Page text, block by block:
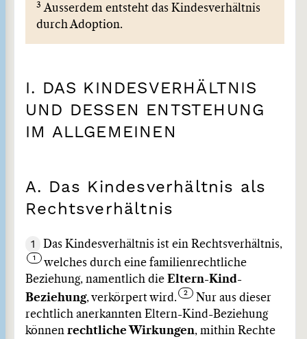
3 Ausserdem entsteht das Kindesverhältnis
durch Adoption.
I. DAS KINDESVERHÄLTNIS
UND DESSEN ENTSTEHUNG
IM ALLGEMEINEN
A. Das Kindesverhältnis als
Rechtsverhältnis
1
Das Kindesverhältnis ist ein Rechtsverhältnis,
welches durch eine familienrechtliche
Beziehung, namentlich die Eltern-Kind-
Beziehung, verkörpert wird.
Nur aus dieser
rechtlich anerkannten Eltern-Kind-Beziehung
können rechtliche Wirkungen, mithin Rechte